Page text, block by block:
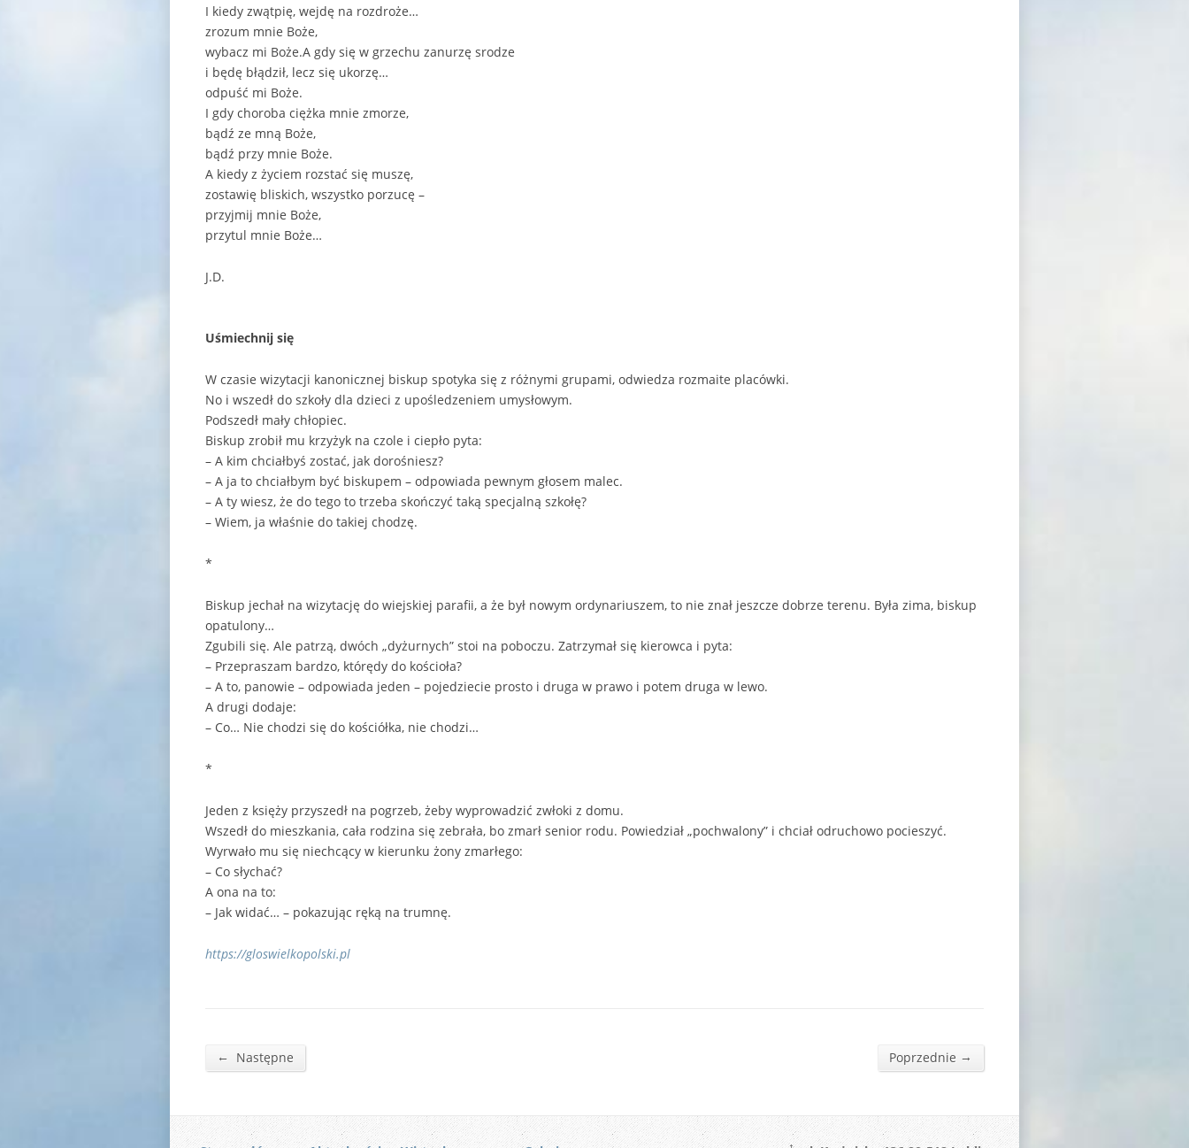
I kiedy zwątpię, wejdę na rozdroże…
zrozum mnie Boże,
wybacz mi Boże.A gdy się w grzechu zanurzę srodze
i będę błądził, lecz się ukorzę…
odpuść mi Boże.
I gdy choroba ciężka mnie zmorze,
bądź ze mną Boże,
bądź przy mnie Boże.
A kiedy z życiem rozstać się muszę,
zostawię bliskich, wszystko porzucę –
przyjmij mnie Boże,
przytul mnie Boże…
J.D.
Uśmiechnij się
W czasie wizytacji kanonicznej biskup spotyka się z różnymi grupami, odwiedza rozmaite placówki.
No i wszedł do szkoły dla dzieci z upośledzeniem umysłowym.
Podszedł mały chłopiec.
Biskup zrobił mu krzyżyk na czole i ciepło pyta:
– A kim chciałbyś zostać, jak dorośniesz?
– A ja to chciałbym być biskupem – odpowiada pewnym głosem malec.
– A ty wiesz, że do tego to trzeba skończyć taką specjalną szkołę?
– Wiem, ja właśnie do takiej chodzę.
*
Biskup jechał na wizytację do wiejskiej parafii, a że był nowym ordynariuszem, to nie znał jeszcze dobrze terenu. Była zima, biskup
opatulony…
Zgubili się. Ale patrzą, dwóch „dyżurnych” stoi na poboczu. Zatrzymał się kierowca i pyta:
– Przepraszam bardzo, którędy do kościoła?
– A to, panowie – odpowiada jeden – pojedziecie prosto i druga w prawo i potem druga w lewo.
A drugi dodaje:
– Co… Nie chodzi się do kościółka, nie chodzi…
*
Jeden z księży przyszedł na pogrzeb, żeby wyprowadzić zwłoki z domu.
Wszedł do mieszkania, cała rodzina się zebrała, bo zmarł senior rodu. Powiedział „pochwalony” i chciał odruchowo pocieszyć.
Wyrwało mu się niechcący w kierunku żony zmarłego:
– Co słychać?
A ona na to:
– Jak widać… – pokazując ręką na trumnę.
https://gloswielkopolski.pl
← Następne Poprzednie →